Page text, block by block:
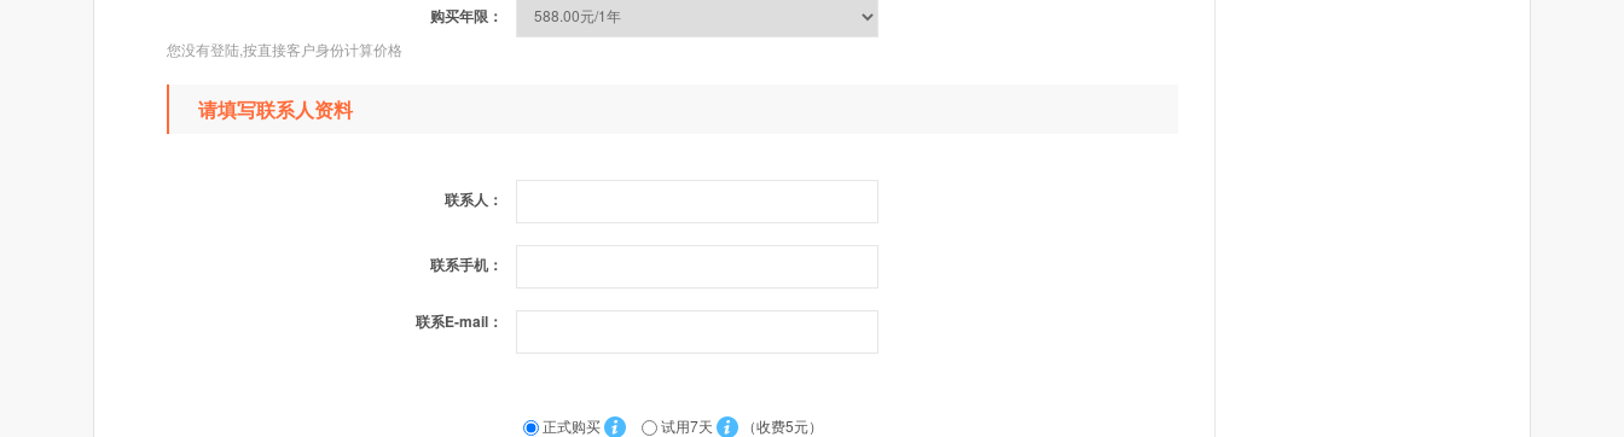
购买年限：
您没有登陆,按直接客户身份计算价格
请填写联系人资料
联系人：
联系手机：
联系E-mail：
正式购买 试用7天
（收费5元）